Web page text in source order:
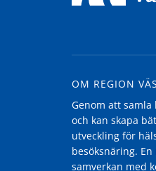
OM REGION
Genom att
och kan skapa
utveckling för
besöksnäring.
samverkan med